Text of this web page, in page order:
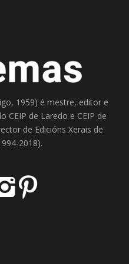
1959) é mestre, editor e
CEIP de Laredo e CEIP de
de Edicións Xerais de
2018).